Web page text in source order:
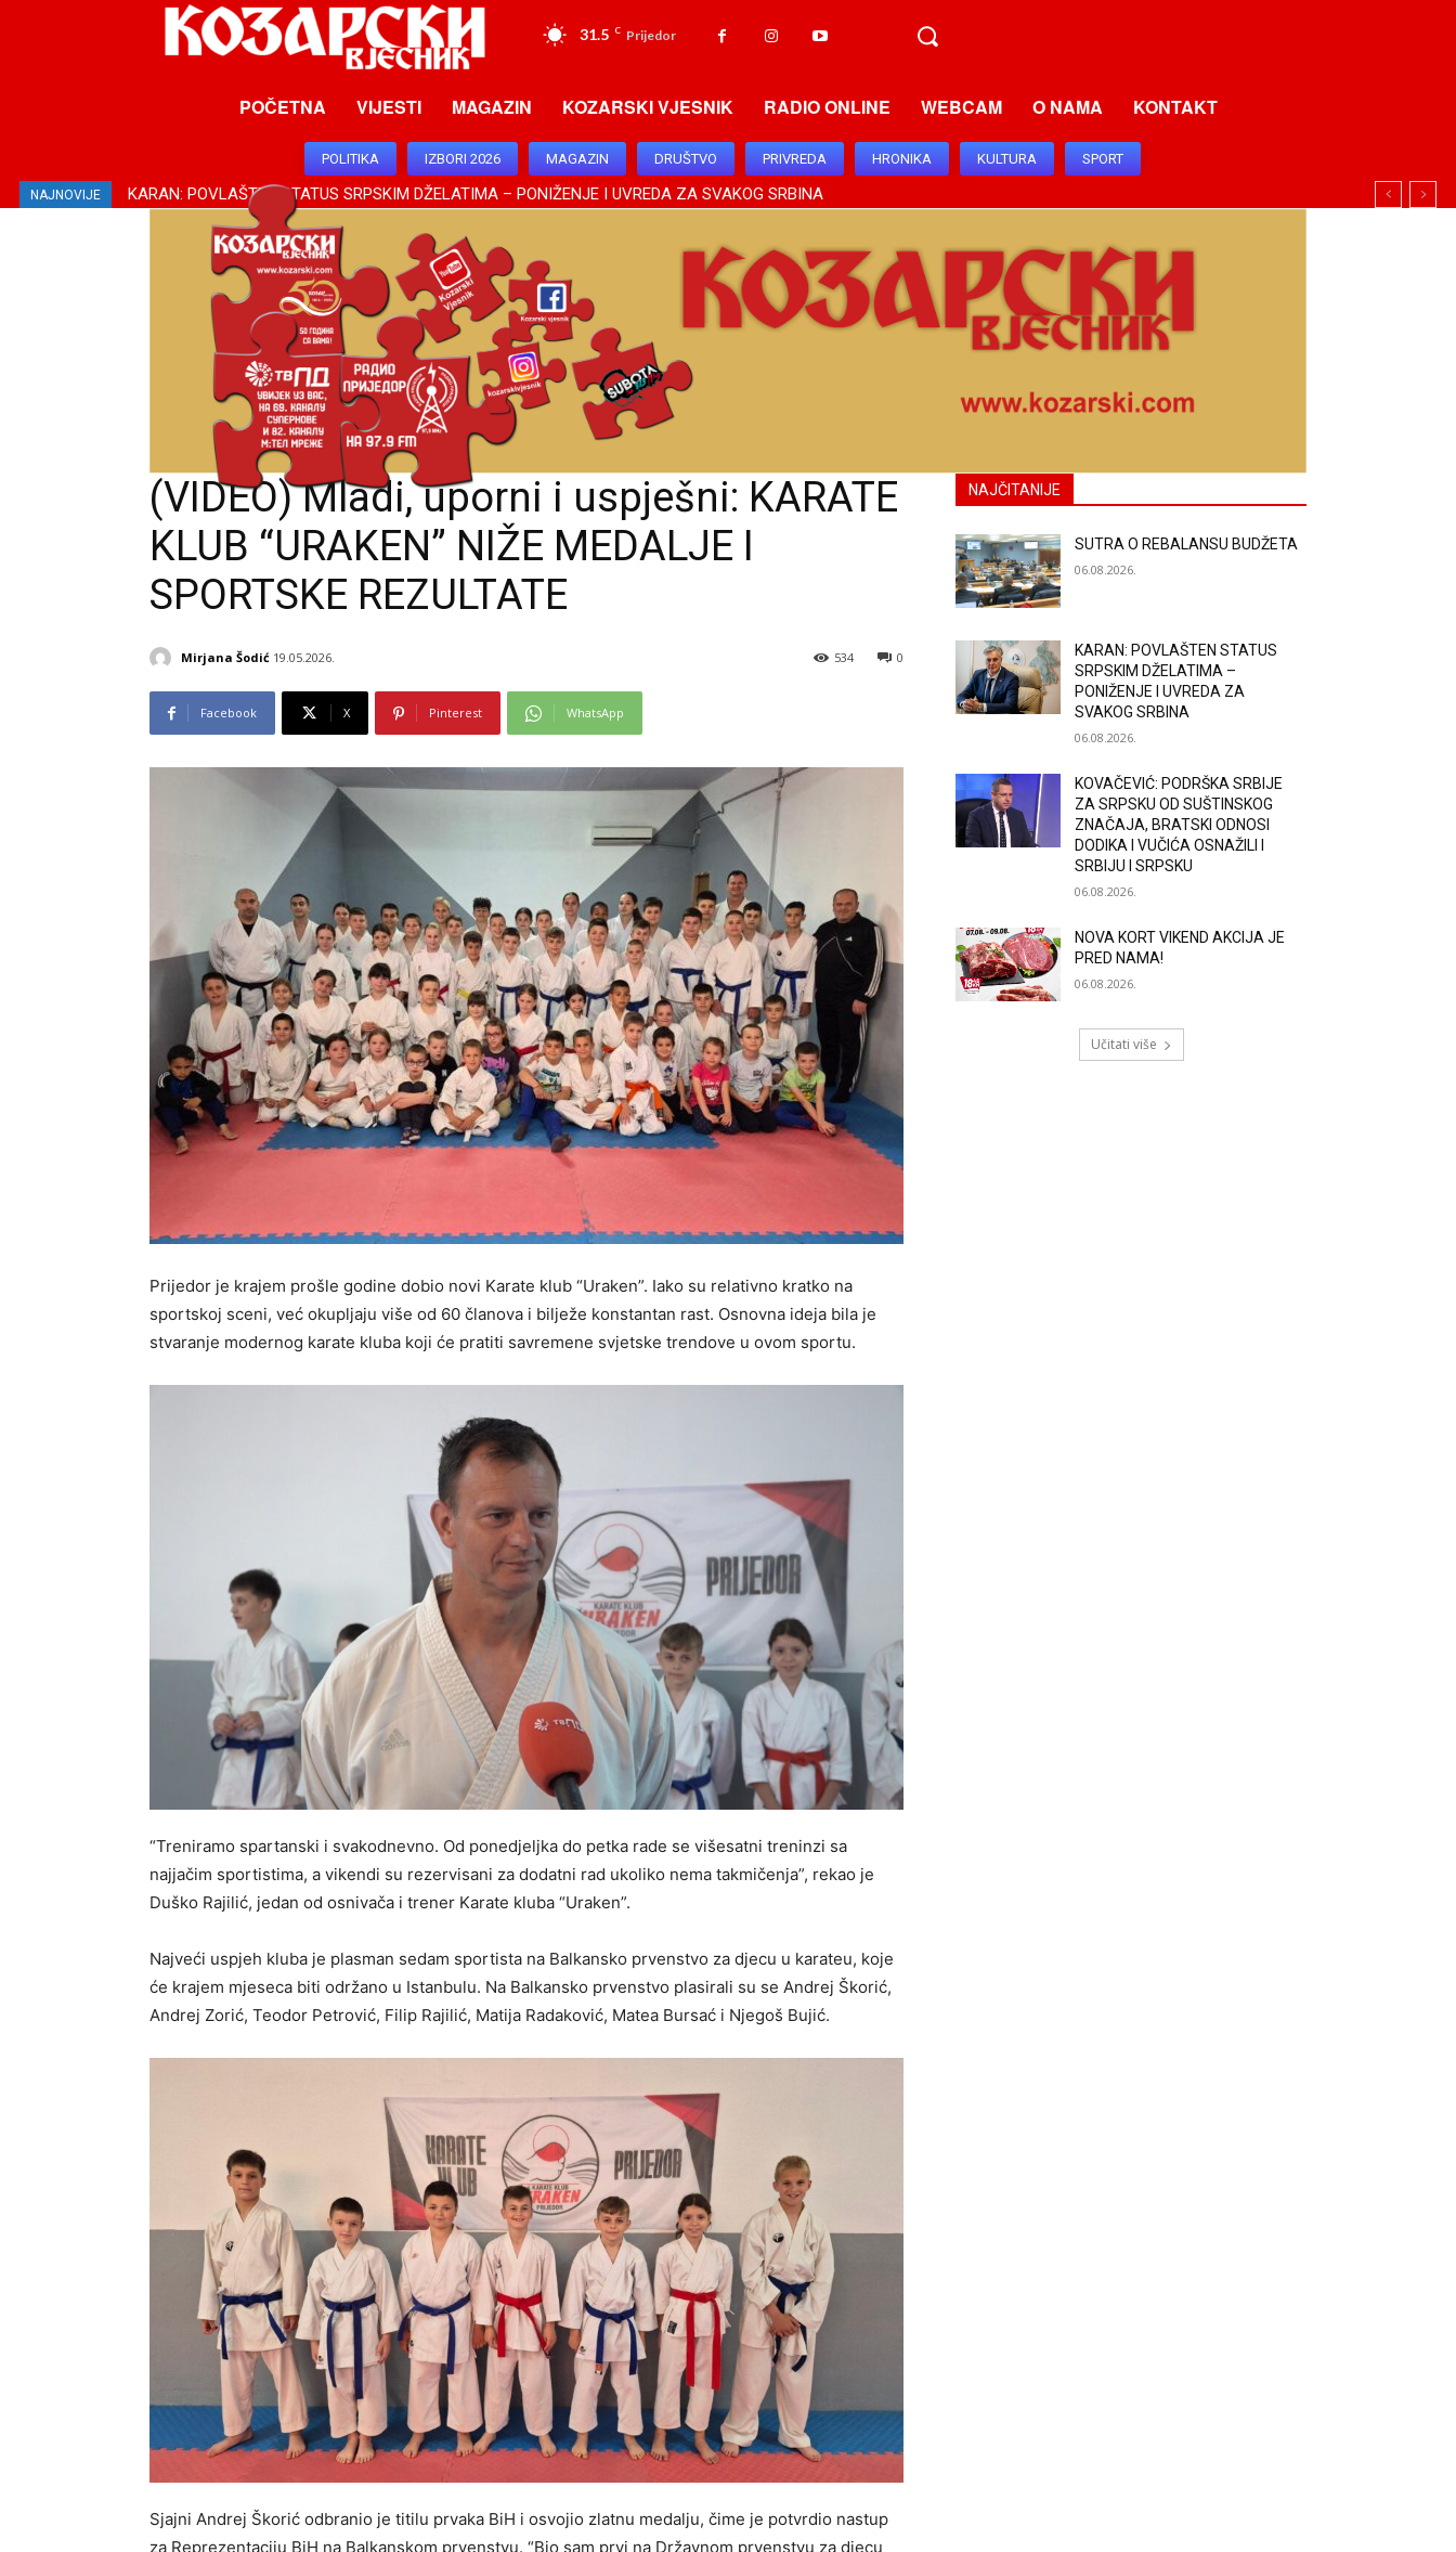
31.5 C Prijedor
POČETNA VIJESTI MAGAZIN KOZARSKI VJESNIK RADIO ONLINE WEBCAM O NAMA KONTAKT
POLITIKA IZBORI 2026 MAGAZIN DRUŠTVO PRIVREDA HRONIKA KULTURA SPORT
NAJNOVIJE KOVAČEVIĆ: PODRŠKA SRBIJE ZA SRPSKU OD SUŠTINSKOG ZNAČAJA, BRATSKI ODNOSI DODIKA I VUČIĆA OSNAŽILI I SRBIJU I SRPSKU
(VIDEO) Mladi, uporni i uspješni: KARATE
KLUB “URAKEN” NIŽE MEDALJE I
SPORTSKE REZULTATE
Mirjana Šodić 19.05.2026. 0
534
Facebook X Pinterest WhatsApp
Prijedor je krajem prošle godine dobio novi Karate klub “Uraken”. Iako su relativno kratko na
sportskoj sceni, već okupljaju više od 60 članova i bilježe konstantan rast. Osnovna ideja bila je
stvaranje modernog karate kluba koji će pratiti savremene svjetske trendove u ovom sportu.
“Treniramo spartanski i svakodnevno. Od ponedjeljka do petka rade se višesatni treninzi sa
najjačim sportistima, a vikendi su rezervisani za dodatni rad ukoliko nema takmičenja”, rekao je
Duško Rajilić, jedan od osnivača i trener Karate kluba “Uraken”.
Najveći uspjeh kluba je plasman sedam sportista na Balkansko prvenstvo za djecu u karateu, koje
će krajem mjeseca biti održano u Istanbulu. Na Balkansko prvenstvo plasirali su se Andrej Škorić,
Andrej Zorić, Teodor Petrović, Filip Rajilić, Matija Radaković, Matea Bursać i Njegoš Bujić.
Sjajni Andrej Škorić odbranio je titilu prvaka BiH i osvojio zlatnu medalju, čime je potvrdio nastup
za Reprezentaciju BiH na Balkanskom prvenstvu. “Bio sam prvi na Državnom prvenstvu za djecu
NAJČITANIJE
SUTRA O REBALANSU BUDŽETA
06.08.2026.
KARAN: POVLAŠTEN STATUS
SRPSKIM DŽELATIMA –
PONIŽENJE I UVREDA ZA
SVAKOG SRBINA
06.08.2026.
KOVAČEVIĆ: PODRŠKA SRBIJE
ZA SRPSKU OD SUŠTINSKOG
ZNAČAJA, BRATSKI ODNOSI
DODIKA I VUČIĆA OSNAŽILI I
SRBIJU I SRPSKU
06.08.2026.
NOVA KORT VIKEND AKCIJA JE
PRED NAMA!
06.08.2026.
Učitati više